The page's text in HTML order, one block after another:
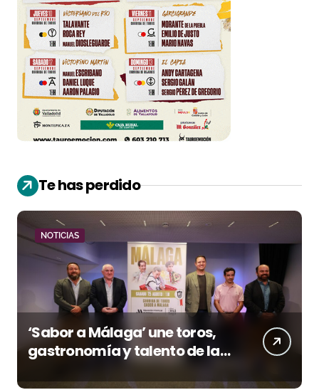
Te has perdido
NOTICIAS
‘Sabor a Málaga’ une toros,
gastronomía y talento de la
tierra en La Malagueta